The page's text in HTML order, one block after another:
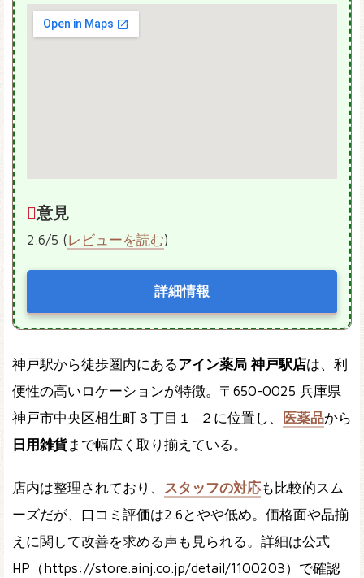
意見
2.6/5 (レビューを読む)
詳細情報
神戸駅から徒歩圏内にあるアイン薬局 神戸駅店は、利
便性の高いロケーションが特徴。〒650-0025 兵庫県
神戸市中央区相生町３丁目１−２に位置し、
医薬品から
日用雑貨まで幅広く取り揃えている。
店内は整理されており、 スタッフの対応も比較的スム
ーズだが、口コミ評価は2.6とやや低め。価格面や品揃
えに関して改善を求める声も見られる。詳細は公式
HP（https://store.ainj.co.jp/detail/1100203）で確認